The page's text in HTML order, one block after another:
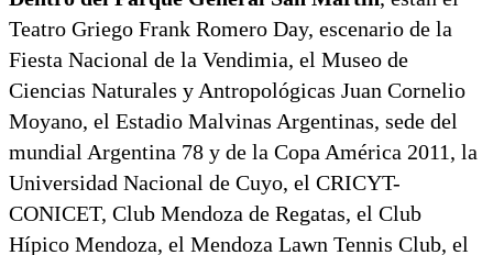
Teatro Griego Frank Romero Day, escenario de la
Fiesta Nacional de la Vendimia, el Museo de
Ciencias Naturales y Antropológicas Juan Cornelio
Moyano, el Estadio Malvinas Argentinas, sede del
mundial Argentina 78 y de la Copa América 2011, la
Universidad Nacional de Cuyo, el CRICYT-
CONICET, Club Mendoza de Regatas, el Club
Hípico Mendoza, el Mendoza Lawn Tennis Club, el